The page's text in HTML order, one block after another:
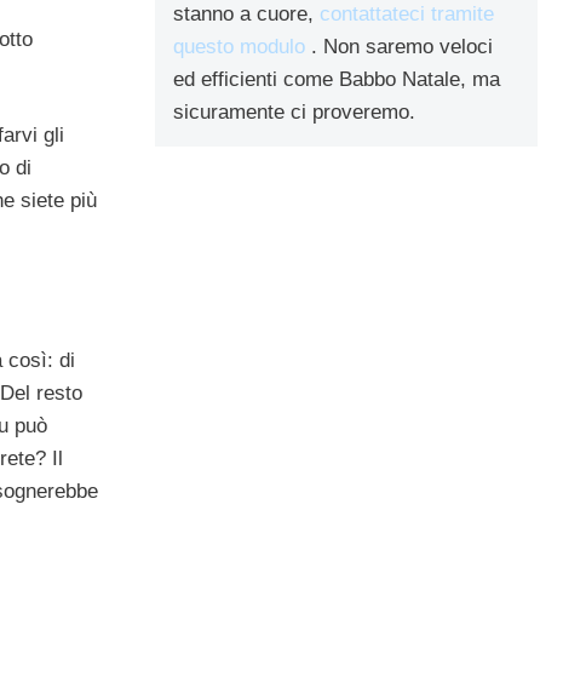
gli
di
siete più
così: di
resto
può
Il
stanno a cuore, contattateci tramite
questo modulo . Non saremo veloci
ed efficienti come Babbo Natale, ma
sicuramente ci proveremo.